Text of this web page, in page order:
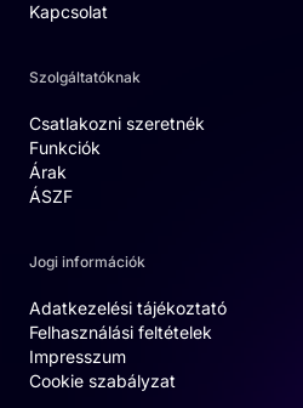
Kapcsolat
Szolgáltatóknak
Csatlakozni szeretnék
Funkciók
Árak
ÁSZF
Jogi információk
Adatkezelési tájékoztató
Felhasználási feltételek
Impresszum
Cookie szabályzat